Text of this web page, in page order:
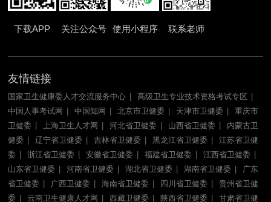
下载APP 关注公众号 使用小程序 联系老师
友情链接
国家卫生健康委人才交流服务中心
高级卫生专业技术资格考试专区
中国人事考试网
中国知网 北京市卫健委 天津市卫健委
重庆市
卫健委
上海卫生人才网 河北省卫健委 山西省卫健委
内蒙古卫
健委
辽宁省卫健委 吉林省卫健委 黑龙江省卫健委
江苏省卫健
委
浙江省卫健委 安徽省卫健委 福建省卫健委
江西省卫健委
山东省卫健委
河南省卫健委 湖北省卫健委 湖南省卫健委
广东
省卫健委
广西卫健委 海南省卫健委 四川省卫健委
贵州省卫健
委
云南卫生健康人才网 西藏卫健委 陕西省卫健委 甘肃省卫健